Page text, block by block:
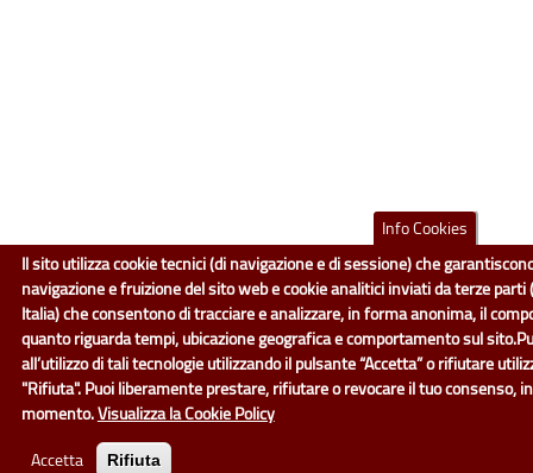
Info Cookies
Il sito utilizza cookie tecnici (di navigazione e di sessione) che
navigazione e fruizione del sito web e cookie analitici inviati da terze parti
Italia) che consentono di tracciare e analizzare, in forma anonima, il
quanto riguarda tempi, ubicazione geografica e comportamento sul
all’utilizzo di tali tecnologie utilizzando il pulsante “Accetta” o rifiutare
"Rifiuta". Puoi liberamente prestare, rifiutare o revocare il tuo consenso,
momento.Visualizza la Cookie Policy
Accetta Rifiuta